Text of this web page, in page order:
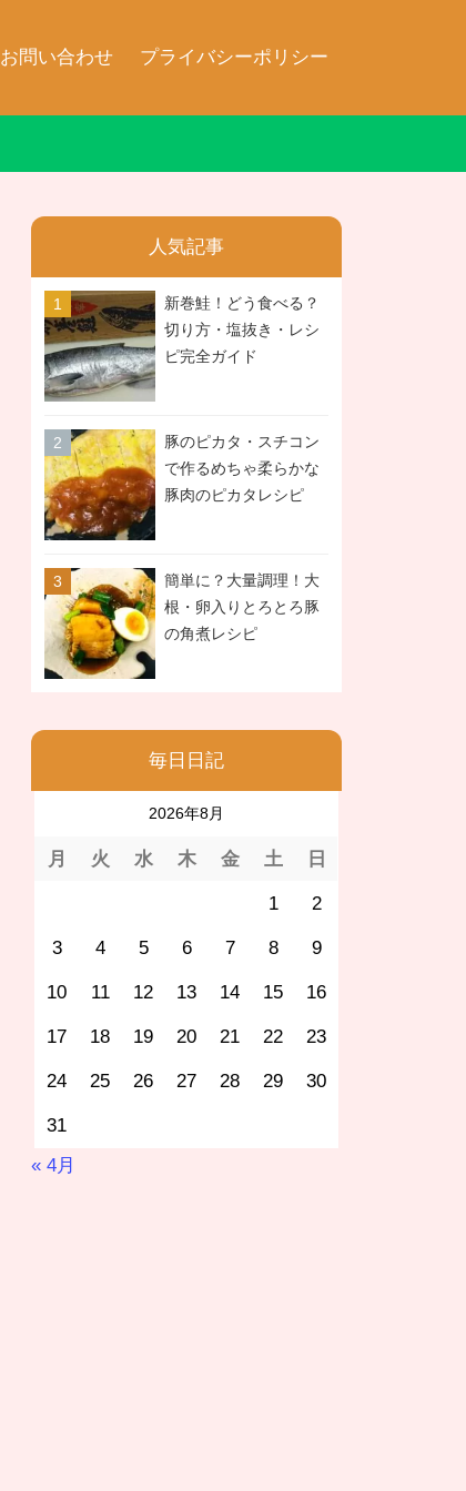
お問い合わせ プライバシーポリシー
人気記事
新巻鮭！どう食べる？
切り方・塩抜き・レシ
ピ完全ガイド
豚のピカタ・スチコン
で作るめちゃ柔らかな
豚肉のピカタレシピ
簡単に？大量調理！大
根・卵入りとろとろ豚
の角煮レシピ
毎日日記
2026年8月
月 火 水 木 金 土 日
1 2
3 4 5 6 7 8 9
10 11 12 13 14 15 16
17 18 19 20 21 22 23
24 25 26 27 28 29 30
31
« 4月